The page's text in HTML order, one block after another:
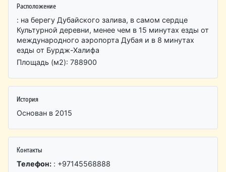
Расположение
: на берегу Дубайского залива, в самом сердце
Культурной деревни, менее чем в 15 минутах езды от
международного аэропорта Дубая и в 8 минутах
езды от Бурдж-Халифа
Площадь (м2): 788900
История
Основан в 2015
Контакты
Телефон: : +97145568888